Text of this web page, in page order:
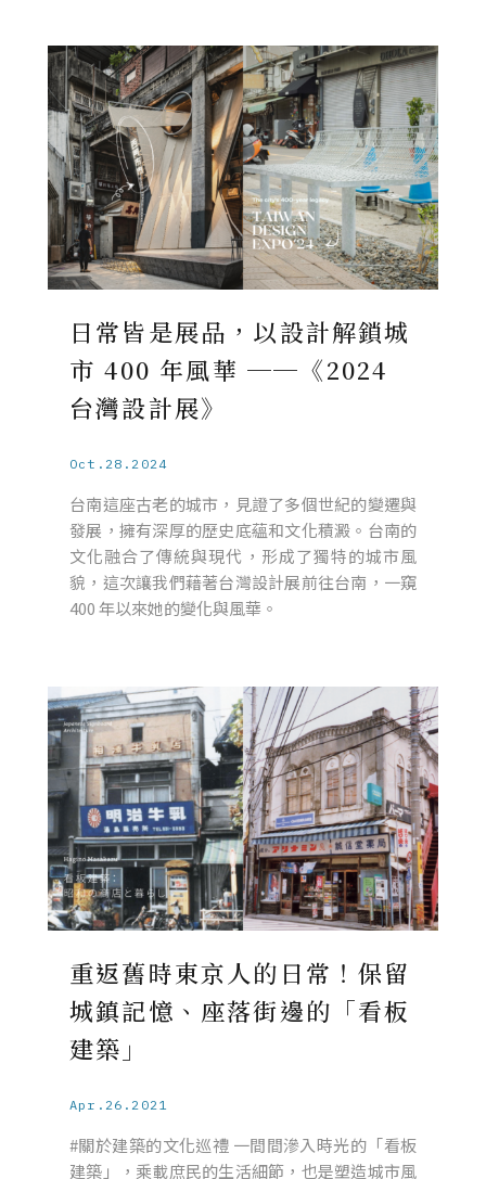
日常皆是展品，以設計解鎖城
市 400 年風華 ──《2024
台灣設計展》
Oct.28.2024
台南這座古老的城市，見證了多個世紀的變遷與
發展，擁有深厚的歷史底蘊和文化積澱。台南的
文化融合了傳統與現代，形成了獨特的城市風
貌，這次讓我們藉著台灣設計展前往台南，一窺
400 年以來她的變化與風華。
重返舊時東京人的日常！保留
城鎮記憶、座落街邊的「看板
建築」
Apr.26.2021
#關於建築的文化巡禮 一間間滲入時光的「看板
建築」，乘載庶民的生活細節，也是塑造城市風